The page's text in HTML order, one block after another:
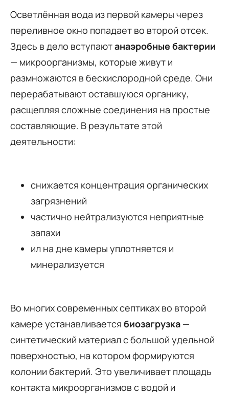
Осветлённая вода из первой камеры через
переливное окно попадает во второй отсек.
Здесь в дело вступаютанаэробные бактерии
— микроорганизмы, которые живут и
размножаются в бескислородной среде. Они
перерабатывают оставшуюся органику,
расщепляя сложные соединения на простые
составляющие. В результате этой
деятельности:
снижается концентрация органических
загрязнений
частично нейтрализуются неприятные
запахи
ил на дне камеры уплотняется и
минерализуется
Во многих современных септиках во второй
камере устанавливается биозагрузка —
синтетический материал с большой удельной
поверхностью, на котором формируются
колонии бактерий. Это увеличивает площадь
контакта микроорганизмов с водой и